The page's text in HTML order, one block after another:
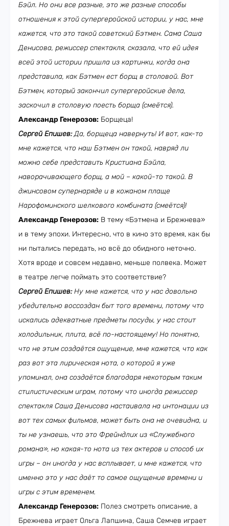
Бэйл. Но они все разные, это же разные способы
отношения к этой супергеройской истории, у нас, мне
кажется, что это такой советский Бэтмен. Сама Саша
Денисова, режиссер спектакля, сказала, что ей идея
всей этой истории пришла из картинки, когда она
представила, как Бэтмен ест борщ в столовой. Вот
Бэтмен, который закончил супергеройские дела,
заскочил в столовую поесть борща (смеётся).
Александр Генерозов: Борщеца!
Сергей Епишев:Да, борщеца навернуть! И вот, как-то
мне кажется, что наш Бэтмен он такой, навряд ли
можно себе представить Кристиана Бэйла,
наворачивающего борщ, а мой – какой-то такой. В
джинсовом супернаряде и в кожаном плаще
Нарофоминского шелкового комбината (смеётся)!
Александр Генерозов: В тему «Бэтмена и Брежнева»
и в тему эпохи. Интересно, что в кино это время, как бы
ни пытались передать, но всё до обидного неточно.
Хотя вроде и совсем недавно, меньше полвека. Может
в театре легче поймать это соответствие?
Сергей Епишев:Ну мне кажется, что у нас довольно
убедительно воссоздан быт того времени, потому что
искались адекватные предметы посуды, у нас стоит
холодильник, плита, всё по-настоящему! Но понятно,
что не этим создаётся ощущение, мне кажется, что как
раз вот эта лирическая нота, о которой я уже
упоминал, она создаётся благодаря некоторым таким
стилистическим играм, потому что иногда режиссер
спектакля Саша Денисова настаивала на интонации из
вот тех самых фильмов, может быть она не очевидна, и
ты не узнаешь, что это Фрейндлих из «Служебного
романа», но какая-то нота из тех актеров и способ их
игры – он иногда у нас всплывает, и мне кажется, что
именно это у нас даёт то самое ощущение времени и
игры с этим временем.
Александр Генерозов: Полез смотреть описание, а
Брежнева играет Ольга Лапшина, Саша Семчев играет